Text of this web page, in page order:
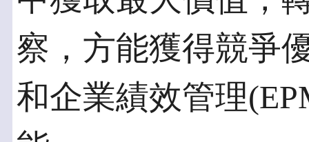
察，方能獲得競爭
和企業績效管理